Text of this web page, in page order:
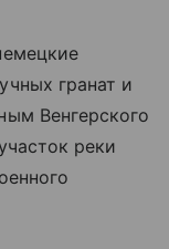
гранат и
Венгерского
реки